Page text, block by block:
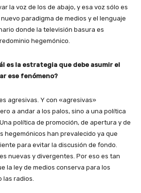
la voz de los de abajo, y esa voz sólo es
paradigma de medios y el lenguaje
donde la televisión basura es
hegemónico.
es la estrategia que debe asumir el
ese fenómeno?
agresivas. Y con «agresivas»
a andar a los palos, sino a una política
política de promoción, de apertura y de
hegemónicos han prevalecido ya que
para evitar la discusión de fondo.
nuevas y divergentes. Por eso es tan
la ley de medios conserva para los
las radios.